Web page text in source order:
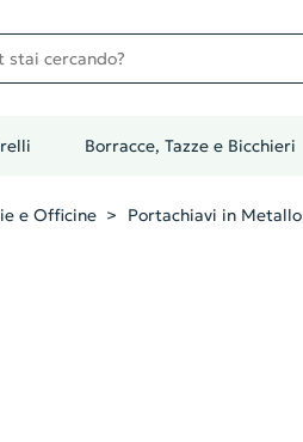
cercando?
Borracce, Tazze e Bicchieri
e Officine Portachiavi in Metallo